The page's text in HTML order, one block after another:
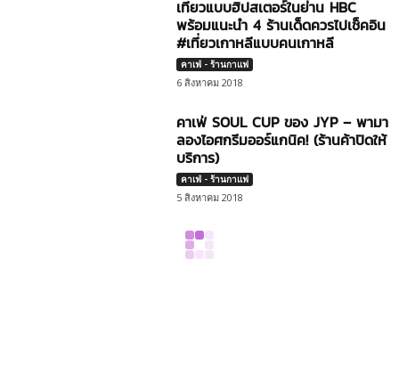
เที่ยวแบบฮิปสเตอร์ในย่าน HBC
พร้อมแนะนำ 4 ร้านเด็ดควรไปเช็คอิน
#เที่ยวเกาหลีแบบคนเกาหลี
คาเฟ่ - ร้านกาแฟ
6 สิงหาคม 2018
คาเฟ่ SOUL CUP ของ JYP – พามา
ลองไอศกรีมออร์แกนิค! (ร้านค้าปิดให้
บริการ)
คาเฟ่ - ร้านกาแฟ
5 สิงหาคม 2018